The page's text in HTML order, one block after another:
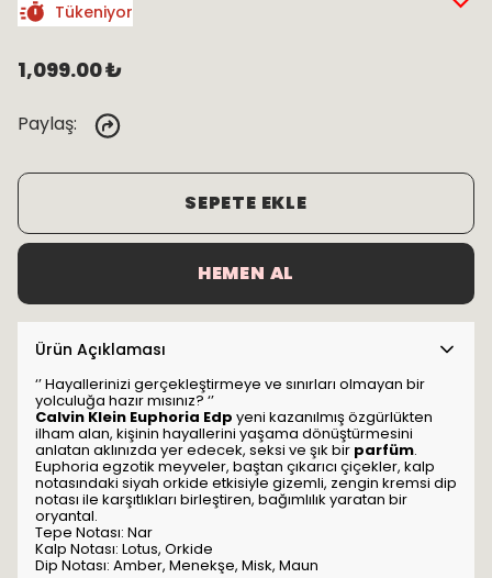
Tükeniyor
1,099.00 ₺
Paylaş:
SEPETE EKLE
HEMEN AL
Ürün Açıklaması
‘’ Hayallerinizi gerçekleştirmeye ve sınırları olmayan bir
yolculuğa hazır mısınız? ‘’
Calvin Klein Euphoria Edp yeni kazanılmış özgürlükten
ilham alan, kişinin hayallerini yaşama dönüştürmesini
anlatan aklınızda yer edecek, seksi ve şık bir parfüm.
Euphoria egzotik meyveler, baştan çıkarıcı çiçekler, kalp
notasındaki siyah orkide etkisiyle gizemli, zengin kremsi dip
notası ile karşıtlıkları birleştiren, bağımlılık yaratan bir
oryantal.
Tepe Notası: Nar
Kalp Notası: Lotus, Orkide
Dip Notası: Amber, Menekşe, Misk, Maun